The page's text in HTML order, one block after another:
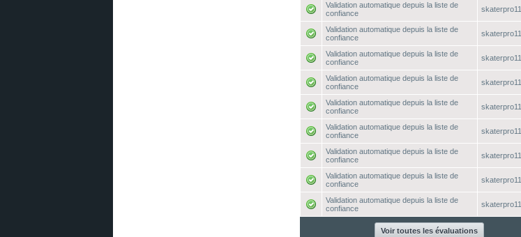
Validation automatique depuis la liste de
confiance
skaterpro11
Validation automatique depuis la liste de
confiance
skaterpro11
Validation automatique depuis la liste de
confiance
skaterpro11
Validation automatique depuis la liste de
confiance
skaterpro11
Validation automatique depuis la liste de
confiance
skaterpro11
Validation automatique depuis la liste de
confiance
skaterpro11
Validation automatique depuis la liste de
confiance
skaterpro11
Validation automatique depuis la liste de
confiance
skaterpro11
Validation automatique depuis la liste de
confiance
skaterpro11
Voir toutes les évaluations